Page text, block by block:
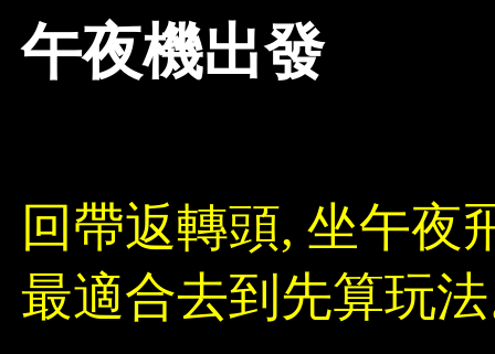
午夜機出發
回帶返轉頭, 坐午夜
最適合去到先算玩